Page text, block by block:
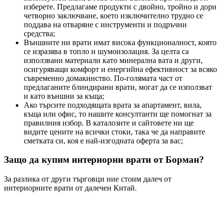
изберете. Предлагаме продукти с двойно, тройно и дори
четворно заключване, което изключително трудно се
поддава на отваряне с инструменти и подръчни
средства;
Външните ни врати имат висока функционалност, която
се изразява в топло и шумоизолация. За целта са
използвани материали като минерална вата и други,
осигуряващи комфорт и енергийна ефективност за всяко
съвременно домакинство. По-голямата част от
предлаганите блиндирани врати, могат да се използват
и като външни за къща;
Ако търсите подходящата врата за апартамент, вила,
къща или офис, то нашите консултанти ще помогнат за
правилния избор. В каталозите и сайтовете ни ще
видите цените на всички стоки, така че да направите
сметката си, коя е най-изгодната оферта за вас;
Защо да купим интериорни врати от Борман?
За разлика от други търговци ние стоим далеч от
интериорните врати от далечен Китай.